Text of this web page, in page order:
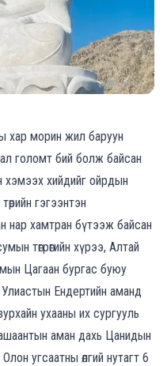
хар морин жил баруун
голомт бий болж байсан
хэмээх хийдийг ойрдын
гэгээнтэн
нар хамтран бүтээж байсан
төгрөгийн хүрээ, Алтай
Цагаан бургас буюу
Ендертийн аманд
ухааны их сургууль
аман дахь Цанидын
Олон угсаатны өлгий нутагт 6